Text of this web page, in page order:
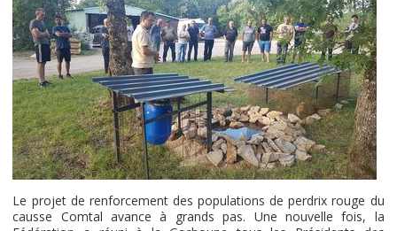
Le projet de renforcement des populations de perdrix rouge du
causse Comtal avance à grands pas. Une nouvelle fois, la